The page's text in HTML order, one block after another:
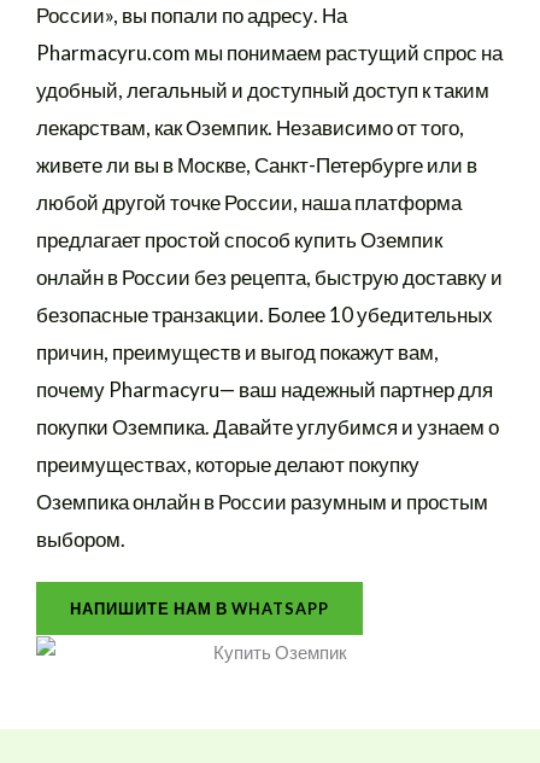
России», вы попали по адресу. На
Pharmacyru.com мы понимаем растущий спрос на
удобный, легальный и доступный доступ к таким
лекарствам, как Оземпик. Независимо от того,
живете ли вы в Москве, Санкт-Петербурге или в
любой другой точке России, наша платформа
предлагает простой способ купить Оземпик
онлайн в России без рецепта, быструю доставку и
безопасные транзакции. Более 10 убедительных
причин, преимуществ и выгод покажут вам,
почему Pharmacyru— ваш надежный партнер для
покупки Оземпика. Давайте углубимся и узнаем о
преимуществах, которые делают покупку
Оземпика онлайн в России разумным и простым
выбором.
НАПИШИТЕ НАМ В WHATSAPP